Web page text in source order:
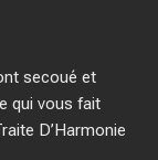
secoué et
qui vous fait
D’Harmonie